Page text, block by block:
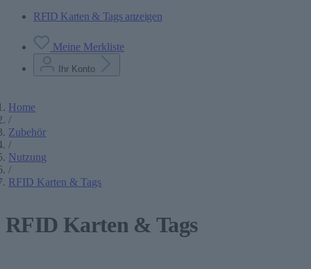
RFID Karten & Tags anzeigen
Meine Merkliste
Ihr Konto
Home
/
Zubehör
/
Nutzung
/
RFID Karten & Tags
RFID Karten & Tags